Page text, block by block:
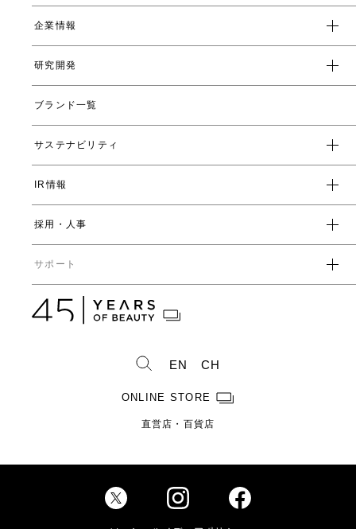
企業スローガン
クレド
企業情報
トップメッセージ
会社概要
数字で見るヤーマン
受賞一覧
直営店・百貨店
研究開発
ヤーマンの研究開発とは
ヤーマンの技術
開発ストーリー
ブランド一覧
サステナビリティ
環境
社会
IR情報
経営方針
コーポレートガバナンス
ディスクロージャーポリシー
IRライブラリ一覧
株式情報
株式概要
Investor Relations
採用・人事
人事からのメッセージ
数字で見るヤーマン
製品ができるまで
サポート
カタログ・取扱説明書
EN CH
ONLINE STORE
直営店・百貨店